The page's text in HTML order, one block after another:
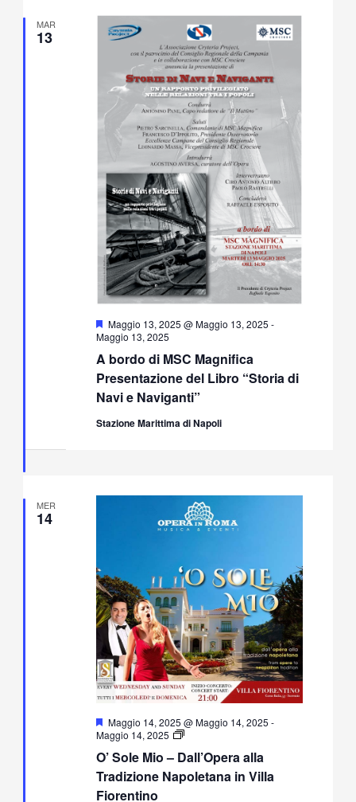
MAR
13
A bordo di MSC Magnifica
Presentazione del Libro “Storia di
Navi e Naviganti”
Segnalati
Maggio 13, 2025 @ Maggio 13, 2025 -
Maggio 13, 2025
Stazione Marittima di Napoli
MER
14
O’ Sole Mio – Dall’Opera alla
Tradizione Napoletana in Villa
Fiorentino
Segnalati
Maggio 14, 2025 @ Maggio 14, 2025 -
Maggio 14, 2025
O’
Mio
–
Dall’Opera